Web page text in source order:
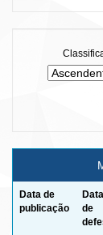
Data de
publicação
Data
de